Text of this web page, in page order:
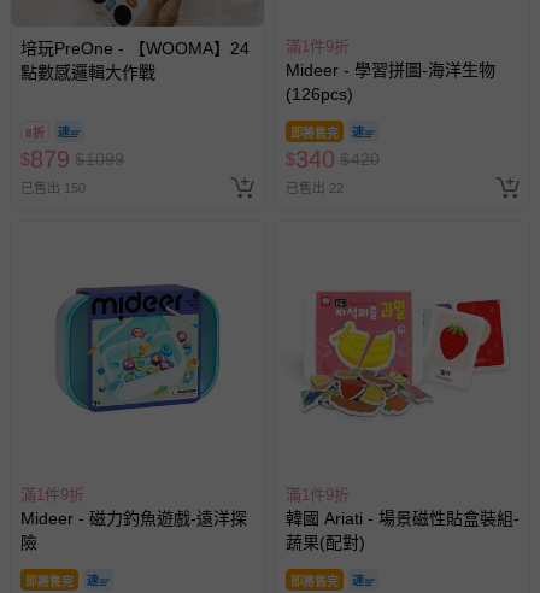
培玩PreOne - 【WOOMA】24
點數感邏輯大作戰
8折
$879 $1099
已售出 150
滿1件9折
Mideer - 學習拼圖-海洋生物
(126pcs)
即將售完
$340 $420
已售出 22
滿1件9折
Mideer - 磁力釣魚遊戲-遠洋探
險
即將售完
滿1件9折
韓國 Ariati - 場景磁性貼盒裝組-
蔬果(配對)
即將售完